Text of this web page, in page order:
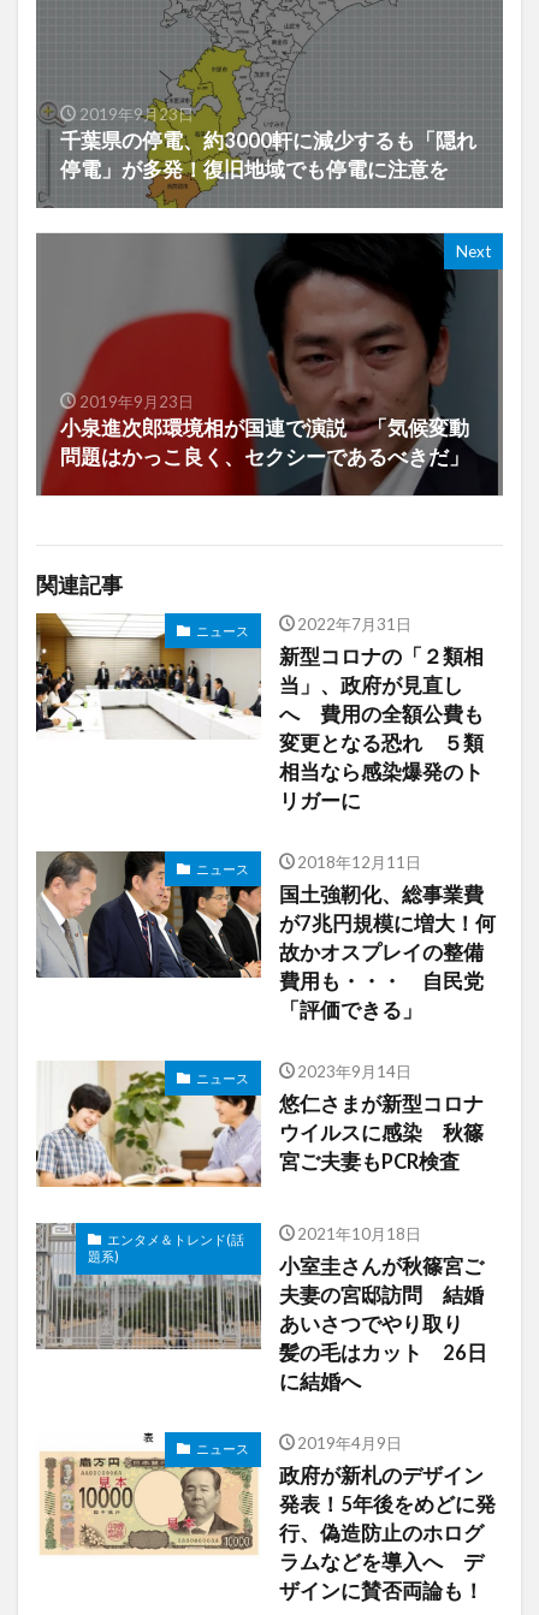
2019年9月23日
千葉県の停電、約3000軒に減少するも「隠れ
停電」が多発！復旧地域でも停電に注意を
Next
2019年9月23日
小泉進次郎環境相が国連で演説 「気候変動
問題はかっこ良く、セクシーであるべきだ」
関連記事
ニュース 2022年7月31日
新型コロナの「２類相
当」、政府が見直し
へ 費用の全額公費も
変更となる恐れ ５類
相当なら感染爆発のト
リガーに
ニュース 2018年12月11日
国土強靭化、総事業費
が7兆円規模に増大！何
故かオスプレイの整備
費用も・・・ 自民党
「評価できる」
ニュース 2023年9月14日
悠仁さまが新型コロナ
ウイルスに感染 秋篠
宮ご夫妻もPCR検査
エンタメ＆トレンド(話
題系)
2021年10月18日
小室圭さんが秋篠宮ご
夫妻の宮邸訪問 結婚
あいさつでやり取り
髪の毛はカット 26日
に結婚へ
ニュース 2019年4月9日
政府が新札のデザイン
発表！5年後をめどに発
行、偽造防止のホログ
ラムなどを導入へ デ
ザインに賛否両論も！